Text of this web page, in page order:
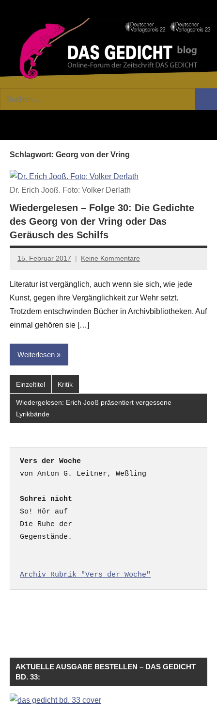
GEDICHT
Forum
von
Essay
und
Kritik
Suchen
Schlagwort: Georg von der Vring
Dr. Erich Jooß. Foto: Volker Derlath
Wiedergelesen – Folge 30: Die Gedichte
des Georg von der Vring oder Das
Geräusch des Schilfs
15. Februar 2017
Anton
Leitner
Keine Kommentare
Literatur ist vergänglich, auch wenn sie sich, wie jede
Kunst, gegen ihre Vergänglichkeit zur Wehr setzt.
Trotzdem entschwinden Bücher in Archivbibliotheken. Auf
einmal gehören sie […]
Weiterlesen
Einzeltitel Kritik
Wiedergelesen: Erich Jooß präsentiert vergessene
Lyrikbände
Vers der Woche
Schrei nicht
So! Hör auf
Die Ruhe der
Gegenstände.
Archiv Rubrik "Vers der Woche"
AKTUELLE AUSGABE BESTELLEN – DAS GEDICHT
BD. 33: